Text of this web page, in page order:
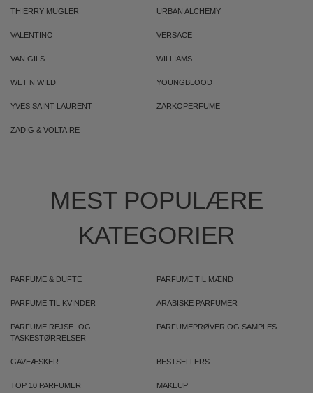
THIERRY MUGLER URBAN ALCHEMY
VALENTINO VERSACE
VAN GILS WILLIAMS
WET N WILD YOUNGBLOOD
YVES SAINT LAURENT ZARKOPERFUME
ZADIG & VOLTAIRE
MEST POPULÆRE
KATEGORIER
PARFUME & DUFTE PARFUME TIL MÆND
PARFUME TIL KVINDER ARABISKE PARFUMER
PARFUME REJSE- OG
TASKESTØRRELSER
PARFUMEPRØVER OG SAMPLES
GAVEÆSKER BESTSELLERS
TOP 10 PARFUMER MAKEUP